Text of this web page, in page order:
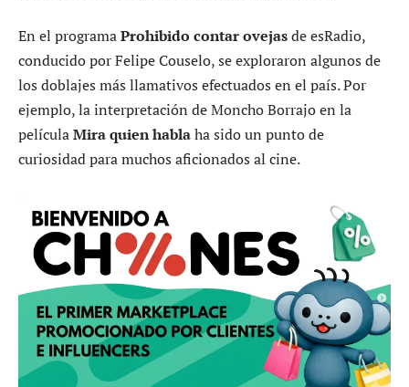
En el programaProhibido contar ovejasde esRadio,
conducido por Felipe Couselo, se exploraron algunos de
los doblajes más llamativos efectuados en el país. Por
ejemplo, la interpretación de Moncho Borrajo en la
películaMira quien hablaha sido un punto de
curiosidad para muchos aficionados al cine.